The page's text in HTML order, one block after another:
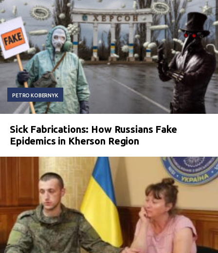
PETRO KOBERNYK
Sick Fabrications: How Russians Fake
Epidemics in Kherson Region